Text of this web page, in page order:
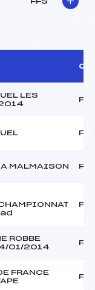
LES
MALMAISON
ROBBE
01/2014
FRANCE